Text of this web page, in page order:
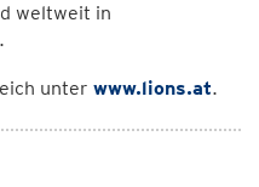
weltweit in
unter www.lions.at.